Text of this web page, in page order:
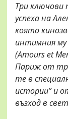
Три
успеха на
която
интимния му
(Amours et
Париж от
те в
истории” и
възход в